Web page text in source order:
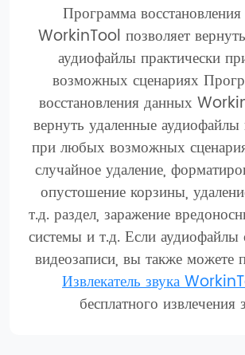
Программа
WorkinTool позволяет
аудиофайлы практически
возможных сценариях
восстановления данных
вернуть удаленные аудиофайлы
при любых возможных
случайное удаление,
опустошение корзины,
т.д. раздел, заражение
системы и т.д. Если аудиофайлы
видеозаписи, вы также можете
Извлекатель звука
бесплатного извлечения